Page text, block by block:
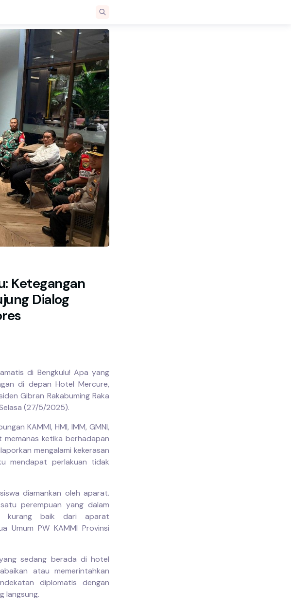
Ketegangan
Dialog
di Bengkulu! Apa yang
di depan Hotel Mercure,
Gibran Rakabuming Raka
(27/5/2025).
KAMMI, HMI, IMM, GMNI,
ketika berhadapan
mengalami kekerasan
mendapat perlakuan tidak
diamankan oleh aparat.
perempuan yang dalam
kurang baik dari aparat
Umum PW KAMMI Provinsi
sedang berada di hotel
atau memerintahkan
diplomatis dengan
langsung.